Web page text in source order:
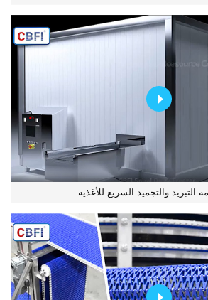
التبريد والتجميد السريع للأغذية